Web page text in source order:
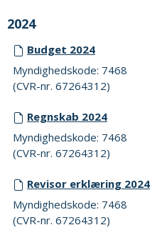
2024
Budget 2024
Myndighedskode: 7468
(CVR-nr. 67264312)
Regnskab 2024
Myndighedskode: 7468
(CVR-nr. 67264312)
Revisor erklæring 2024
Myndighedskode: 7468
(CVR-nr. 67264312)